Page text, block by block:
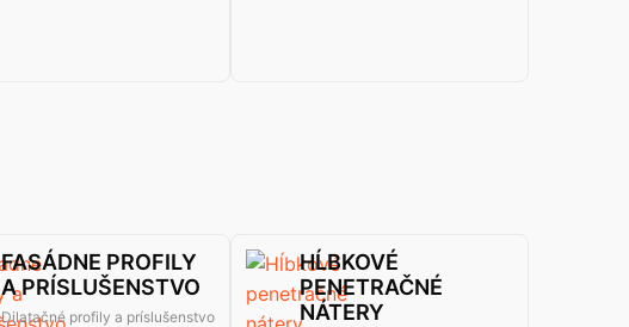
FASÁDNE PROFILY
A PRÍSLUŠENSTVO
Dilatačné profily a príslušenstvo
HĹBKOVÉ
PENETRAČNÉ
NÁTERY